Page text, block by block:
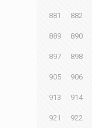
881 882
889 890
897 898
905 906
913 914
921 922